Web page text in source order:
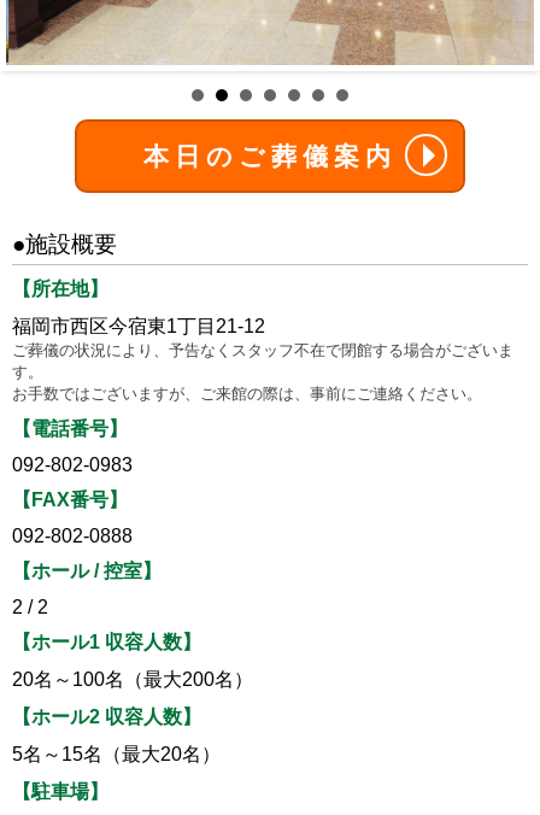
本日のご葬儀案内
●施設概要
【所在地】
福岡市西区今宿東1丁目21-12
ご葬儀の状況により、予告なくスタッフ不在で閉館する場合がございま
す。
お手数ではございますが、ご来館の際は、事前にご連絡ください。
【電話番号】
092-802-0983
【FAX番号】
092-802-0888
【ホール / 控室】
2 / 2
【ホール1 収容人数】
20名～100名（最大200名）
【ホール2 収容人数】
5名～15名（最大20名）
【駐車場】